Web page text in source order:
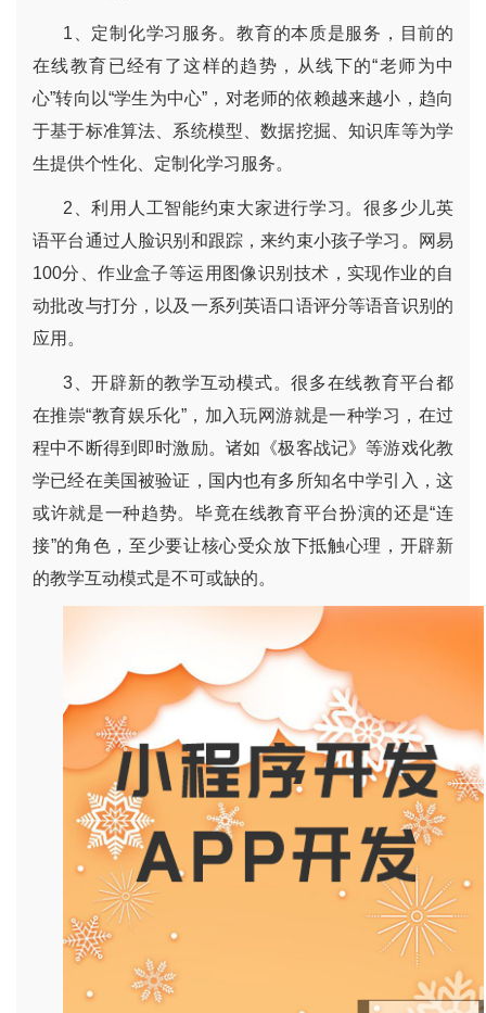
1 、定制化学习服务。教育的本质是服务，目前的
在线教育已经有了这样的趋势，从线下的“老师为中
心”转向以“学生为中心” ，对老师的依赖越来越小，趋向
于基于标准算法、系统模型、数据挖掘、知识库等为学
生提供个性化、定制化学习服务。
2 、利用人工智能约束大家进行学习。很多少儿英
语平台通过人脸识别和跟踪，来约束小孩子学习。网易
100分、作业盒子等运用图像识别技术，实现作业的自
动批改与打分，以及一系列英语口语评分等语音识别的
应用。
3 、开辟新的教学互动模式。很多在线教育平台都
在推崇“教育娱乐化”，加入玩网游就是一种学习，在过
程中不断得到即时激励。诸如《极客战记》等游戏化教
学已经在美国被验证，国内也有多所知名中学引入，这
或许就是一种趋势。毕竟在线教育平台扮演的还是“连
接”的角色，至少要让核心受众放下抵触心理，开辟新
的教学互动模式是不可或缺的。